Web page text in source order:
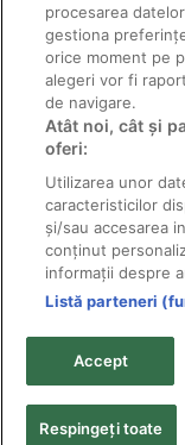
© 2011-2026
Textele şi
procesarea
gestiona
orice moment pe
alegeri vor fi
de navigare.
Atât noi, cât și
oferi:
Utilizarea unor
caracteristicilor
și/sau accesarea
conținut
informații despre
Listă parteneri
Accept
Respingeți toate